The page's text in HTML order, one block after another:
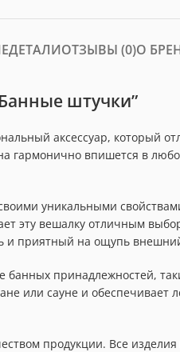
ДЕТАЛИОТЗЫВЫ (0)О
штучки”
аксессуар, который
гармонично впишется в
уникальными
эту вешалку отличным
и приятный на ощупь
банных принадлежностей,
или сауне и обеспечивает
продукции. Все изделия